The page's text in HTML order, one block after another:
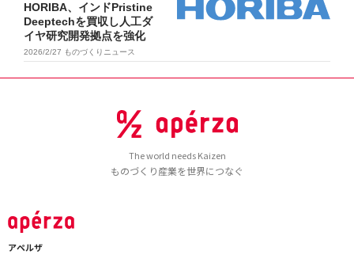
HORIBA、インドPristine
Deeptechを買収し人工ダ
イヤ研究開発拠点を強化
2026/2/27 ものづくりニュース
The world needs Kaizen
ものづくり産業を世界につなぐ
アペルザ